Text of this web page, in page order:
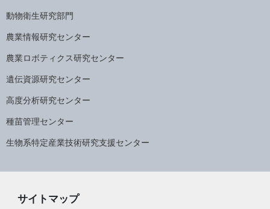
動物衛生研究部門
農業情報研究センター
農業ロボティクス研究センター
遺伝資源研究センター
高度分析研究センター
種苗管理センター
生物系特定産業技術研究支援センター
サイトマップ